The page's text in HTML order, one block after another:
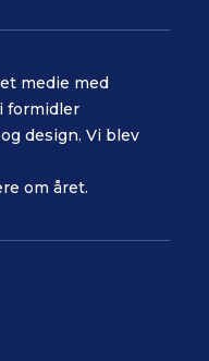
medie med
formidler
design. Vi blev
om året.